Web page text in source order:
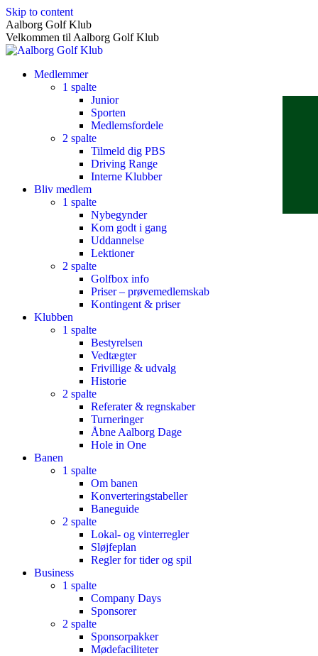
Skip to content
Aalborg Golf Klub
Velkommen til Aalborg Golf Klub
Medlemmer
1 spalte
Junior
Sporten
Medlemsfordele
2 spalte
Tilmeld dig PBS
Driving Range
Interne Klubber
Bliv medlem
1 spalte
Nybegynder
Kom godt i gang
Uddannelse
Lektioner
2 spalte
Golfbox info
Priser – prøvemedlemskab
Kontingent & priser
Klubben
1 spalte
Bestyrelsen
Vedtægter
Frivillige & udvalg
Historie
2 spalte
Referater & regnskaber
Turneringer
Åbne Aalborg Dage
Hole in One
Banen
1 spalte
Om banen
Konverteringstabeller
Baneguide
2 spalte
Lokal- og vinterregler
Sløjfeplan
Regler for tider og spil
Business
1 spalte
Company Days
Sponsorer
2 spalte
Sponsorpakker
Mødefaciliteter